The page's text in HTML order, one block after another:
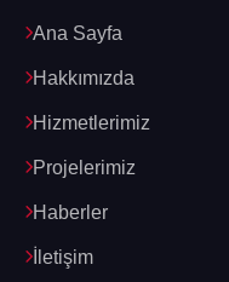
Ana Sayfa
Hakkımızda
Hizmetlerimiz
Projelerimiz
Haberler
İletişim